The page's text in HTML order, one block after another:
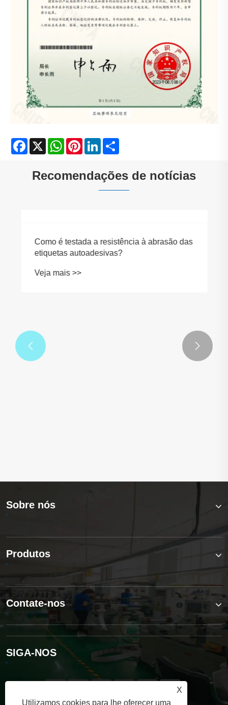
Facebook
X WhatsApp
PinterestLinkedIn
Recomendações de notícias
 
Sobre nós
Produtos
Contate-nos
SIGA-NOS
X
Utilizamos cookies para lhe oferecer uma